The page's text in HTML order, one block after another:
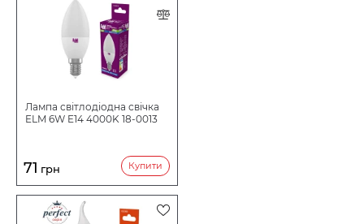
Лампа світлодіодна свічка
ELM 6W E14 4000K 18-0013
71 грн Купити